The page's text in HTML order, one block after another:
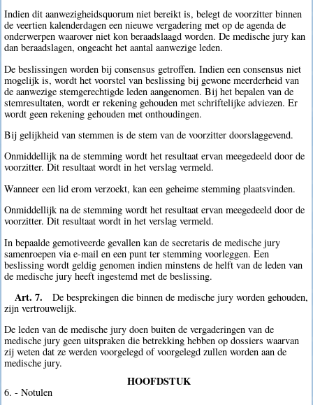
Indien dit aanwezigheidsquorum niet bereikt is, belegt de voorzitter binnen
de veertien kalenderdagen een nieuwe vergadering met op de agenda de
onderwerpen waarover niet kon beraadslaagd worden. De medische jury kan
dan beraadslagen, ongeacht het aantal aanwezige leden.
De beslissingen worden bij consensus getroffen. Indien een consensus niet
mogelijk is, wordt het voorstel van beslissing bij gewone meerderheid van
de aanwezige stemgerechtigde leden aangenomen. Bij het bepalen van de
stemresultaten, wordt er rekening gehouden met schriftelijke adviezen. Er
wordt geen rekening gehouden met onthoudingen.
Bij gelijkheid van stemmen is de stem van de voorzitter doorslaggevend.
Onmiddellijk na de stemming wordt het resultaat ervan meegedeeld door de
voorzitter. Dit resultaat wordt in het verslag vermeld.
Wanneer een lid erom verzoekt, kan een geheime stemming plaatsvinden.
Onmiddellijk na de stemming wordt het resultaat ervan meegedeeld door de
voorzitter. Dit resultaat wordt in het verslag vermeld.
In bepaalde gemotiveerde gevallen kan de secretaris de medische jury
samenroepen via e-mail en een punt ter stemming voorleggen. Een
beslissing wordt geldig genomen indien minstens de helft van de leden van
de medische jury heeft ingestemd met de beslissing.
Art. 7.
De besprekingen die binnen de medische jury worden gehouden,
zijn vertrouwelijk.
De leden van de medische jury doen buiten de vergaderingen van de
medische jury geen uitspraken die betrekking hebben op dossiers waarvan
zij weten dat ze werden voorgelegd of voorgelegd zullen worden aan de
medische jury.
HOOFDSTUK
6. - Notulen